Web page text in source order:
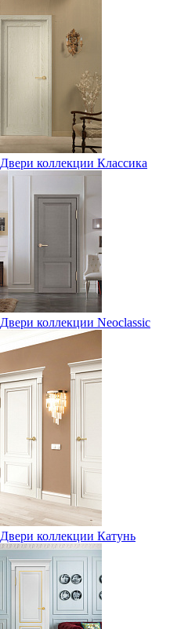
Двери коллекции Классика
Двери коллекции Neoclassic
Двери коллекции Катунь